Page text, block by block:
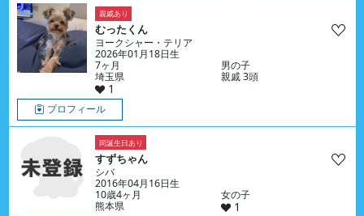
親戚あり
むったくん
ヨークシャー・テリア
2026年01月18日生
7ヶ月
男の子
埼玉県
親戚 3頭
1
プロフィール
同誕生日あり
すずちゃん
シバ
2016年04月16日生
10歳4ヶ月
女の子
熊本県
1